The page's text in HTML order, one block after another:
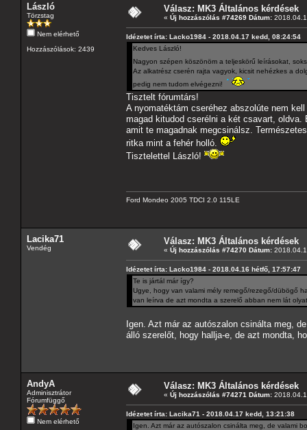
László
Törzstag
Nem elérhető
Hozzászólások: 2439
Válasz: MK3 Általános kérdések
« Új hozzászólás #74269 Dátum:
Idézetet írta: Lacko1984 - 2018.04.17 kedd, 08:24:54
Kedves László!
Nagyon szépen köszönöm a teljeskörű leírásokat,
Az alkatrész cserén rajta vagyok, kicsit nehézkes a
pedig nem tudom elvégezni!
Tisztelt fórumtárs!
A nyomatéktám cseréhez abszolúte nem
magad kitudod cserélni a két csavart,
amit te magadnak megcsinálsz.
ritka mint a fehér holló.
Tisztelettel László!
Ford Mondeo 2005 TDCI 2.0 115LE
Lacika71
Vendég
Válasz: MK3 Általános kérdések
« Új hozzászólás #74270 Dátum:
Idézetet írta: Lacko1984 - 2018.04.16 hétfő, 17:57:47
Te is jártál már így?
Ugye, hogy van valami mély remegő/rezegő/dübögő
van leírva de azt mondta a szerelő abban nem lát
Igen. Azt már az autószalon csinálta meg,
álló szerelőt, hogy hallja-e, de azt mondta,
AndyA
Adminisztrátor
Fórumfüggő
Nem elérhető
Válasz: MK3 Általános kérdések
« Új hozzászólás #74271 Dátum:
Idézetet írta: Lacika71 - 2018.04.17 kedd, 13:21:38
Igen. Azt már az autószalon csinálta meg, de valami